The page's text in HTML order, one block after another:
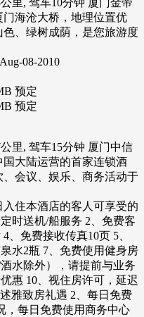
海沧大桥，地理位置优
、绿树成荫，是您旅游度
08-2010
预定
预定
里, 驾车15分钟 厦门中信
大陆运营的首家连锁酒
会议、娱乐、商务活动于
入住本酒店的客人可享受的
时送机/船服务 2、免费客
、免费接收传真10页 5、
水2瓶 7、免费使用健身房
水除外），请提前与业务
惠 10、视住房许可，延迟
雅致房礼遇 2、每日免费
，每日免费使用商务中心